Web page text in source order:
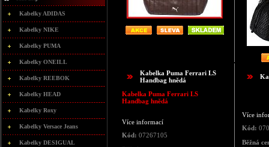
Kabelky ADIDAS
Kabelky NIKE
Kabelky PUMA
Kabelky ONEILL
Kabelky REEBOK
Kabelky HEAD
Kabelky Roxy
Kabelky Versace Jeans
Kabelky DESIGUAL
Kabelka Puma Ferrari LS
Handbag hnědá
Kabelka Puma Ferrari LS
Handbag hnědá
Více informací
Kód: 07267105
Více
Kód:
Běžná